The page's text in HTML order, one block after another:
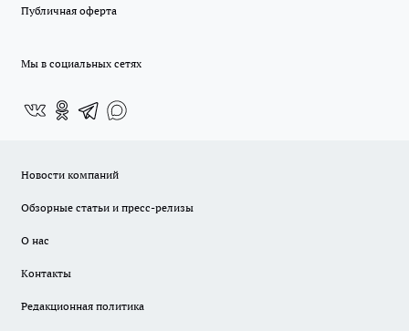
Публичная оферта
Мы в социальных сетях
Новости компаний
Обзорные статьи и пресс-релизы
О нас
Контакты
Редакционная политика